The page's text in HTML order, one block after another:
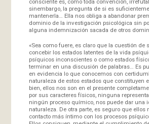
sinembargo, la pregunta de si es
mantenerla… Ella nos obliga a abandonar
dominio de la investigación psicológica sin
alguna indemnización sacada de otros
«Sea como fuere, es claro que la cuestión de
concebir los estados latentes de la vida
psíquicos inconscientes o como estados
terminar en una discusión de palabras… Es
en evidencia lo que conocemos con
naturaleza de estos estados que constituyen
bien, ellos nos son en el presente
por sus caracteres físicos, ninguna
ningún proceso químico, nos puede dar una
naturaleza. De otra parte, es seguro que ellos
contacto más íntimo con los procesos